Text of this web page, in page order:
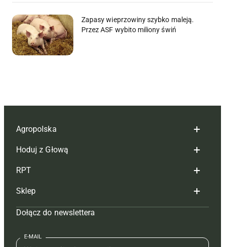
Zapasy wieprzowiny szybko maleją.
Przez ASF wybito miliony świń
Agropolska
Redakcja
Reklama
Tagi
Mapa serwisu
Kontakt
Hoduj z Głową
Hoduj z głową bydło
Hoduj z głową świnie
Prenumerata
Redakcja
RPT
Redakcja
Prenumerata
Reklama
Sklep
Czasopisma i prenumerata
Książki
Dołącz do newslettera
E-MAIL